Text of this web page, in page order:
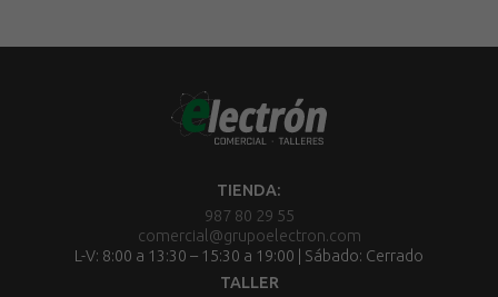
TIENDA:
987 80 29 55
comercial@grupoelectron.com
L-V: 8:00 a 13:30 – 15:30 a 19:00 | Sábado: Cerrado
TALLER